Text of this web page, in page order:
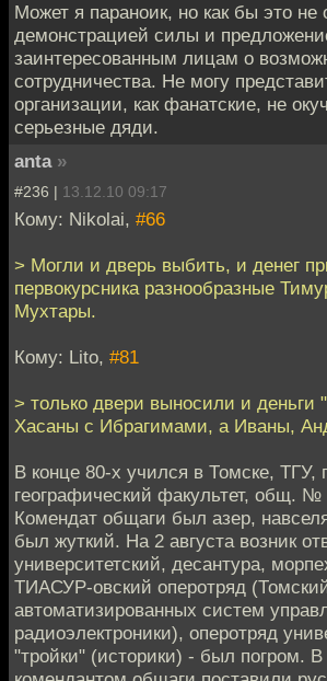
Может я параноик, но как бы это не
демонстрацией силы и
заинтересованным лицам о
сотрудничества. Не могу
организации, как фанатские, не
серьезные дяди.
anta »
#236 | 13.12.10 09:17
Кому: Nikolai, #66
> Могли и дверь выбить, и денег
первокурсника разнообразные
Мухтары.
Кому: Lito, #81
> только двери выносили и деньги
Хасаны с Ибрагимами, а Иваны,
В конце 80-х учился в Томске, ТГУ,
географический факультет, общ. №
Комендат общаги был азер,
был жуткий. На 2 августа возник
университетский, десантура,
ТИАСУР-овский оперотряд
автоматизированных систем
радиоэлектроники), оперотряд
"тройки" (историки) - был погром. В